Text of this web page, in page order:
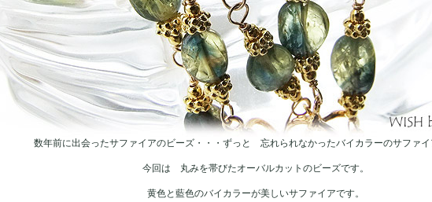
数年前に出会ったサファイアのビーズ・・・ずっと 忘れられなかったバイカラーのサファイ
今回は 丸みを帯びたオーバルカットのビーズです。
黄色と藍色のバイカラーが美しいサファイアです。